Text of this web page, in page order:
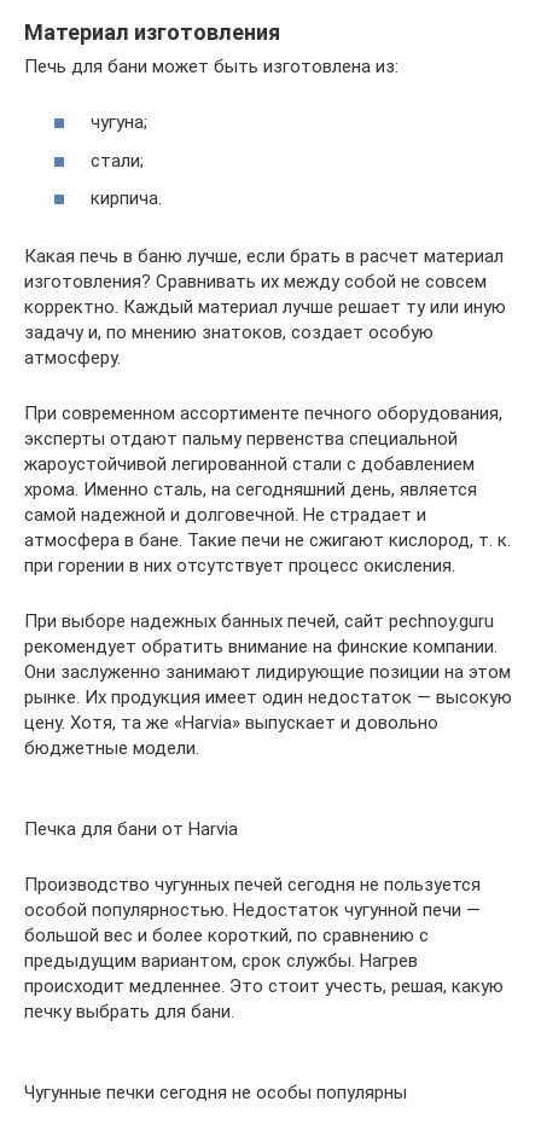
Материал изготовления
Печь для бани может быть изготовлена из:
чугуна;
стали;
кирпича.
Какая печь в баню лучше, если брать в расчет материал
изготовления? Сравнивать их между собой не совсем
корректно. Каждый материал лучше решает ту или иную
задачу и, по мнению знатоков, создает особую
атмосферу.
При современном ассортименте печного оборудования,
эксперты отдают пальму первенства специальной
жароустойчивой легированной стали с добавлением
хрома. Именно сталь, на сегодняшний день, является
самой надежной и долговечной. Не страдает и
атмосфера в бане. Такие печи не сжигают кислород, т. к.
при горении в них отсутствует процесс окисления.
При выборе надежных банных печей, сайт pechnoy.guru
рекомендует обратить внимание на финские компании.
Они заслуженно занимают лидирующие позиции на этом
рынке. Их продукция имеет один недостаток — высокую
цену. Хотя, та же «Harvia» выпускает и довольно
бюджетные модели.
Печка для бани от Harvia
Производство чугунных печей сегодня не пользуется
особой популярностью. Недостаток чугунной печи —
большой вес и более короткий, по сравнению с
предыдущим вариантом, срок службы. Нагрев
происходит медленнее. Это стоит учесть, решая, какую
печку выбрать для бани.
Чугунные печки сегодня не особы популярны